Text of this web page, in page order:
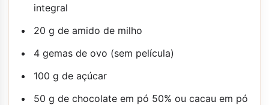
integral
20 g de amido de milho
4 gemas de ovo (sem película)
100 g de açúcar
50 g de chocolate em pó 50% ou cacau em pó